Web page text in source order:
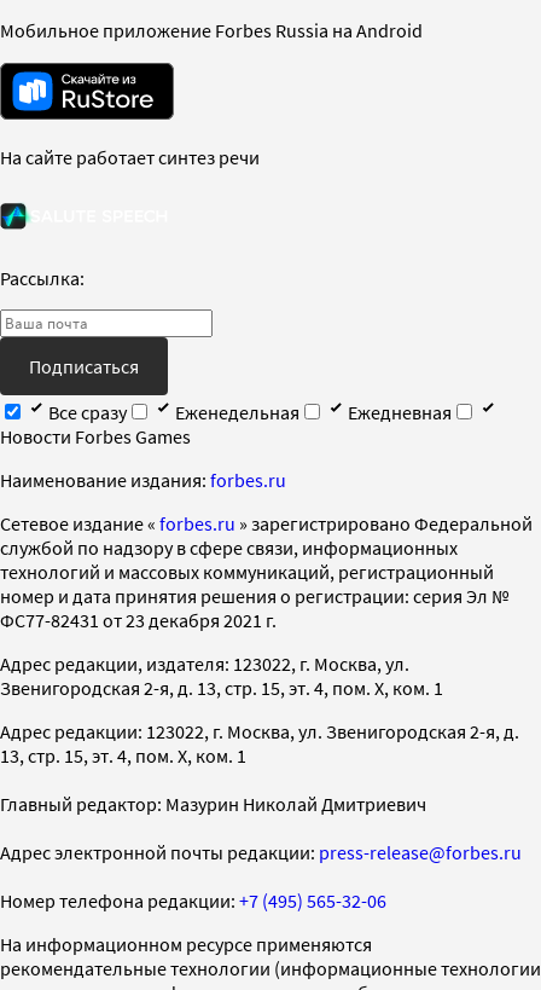
Мобильное приложение Forbes Russia на Android
На сайте работает синтез речи
Рассылка:
Подписаться
Все сразу
Еженедельная
Ежедневная
Новости Forbes Games
Наименование издания: forbes.ru
Cетевое издание « forbes.ru » зарегистрировано Федеральной
службой по надзору в сфере связи, информационных
технологий и массовых коммуникаций, регистрационный
номер и дата принятия решения о регистрации: серия Эл №
ФС77-82431 от 23 декабря 2021 г.
Адрес редакции, издателя: 123022, г. Москва, ул.
Звенигородская 2-я, д. 13, стр. 15, эт. 4, пом. X, ком. 1
Адрес редакции: 123022, г. Москва, ул. Звенигородская 2-я, д.
13, стр. 15, эт. 4, пом. X, ком. 1
Главный редактор: Мазурин Николай Дмитриевич
Адрес электронной почты редакции: press-release@forbes.ru
Номер телефона редакции: +7 (495) 565-32-06
На информационном ресурсе применяются
рекомендательные технологии (информационные технологии